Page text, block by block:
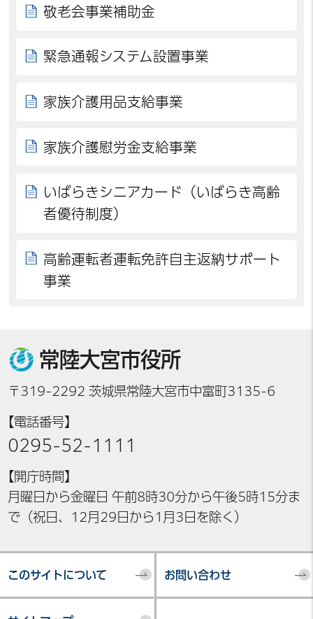
敬老会事業補助金
緊急通報システム設置事業
家族介護用品支給事業
家族介護慰労金支給事業
いばらきシニアカード（いばらき高齢
者優待制度）
高齢運転者運転免許自主返納サポート
事業
常陸大宮市役所
〒319-2292 茨城県常陸大宮市中富町3135-6
【電話番号】
0295-52-1111
【開庁時間】
月曜日から金曜日 午前8時30分から午後5時15分ま
で（祝日、12月29日から1月3日を除く）
このサイトについて お問い合わせ